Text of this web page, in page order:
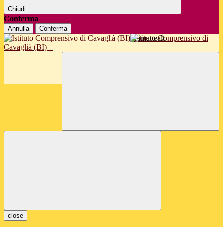
Chiudi
Conferma
Annulla Conferma
Istituto Comprensivo di
Cavaglià (BI)
close